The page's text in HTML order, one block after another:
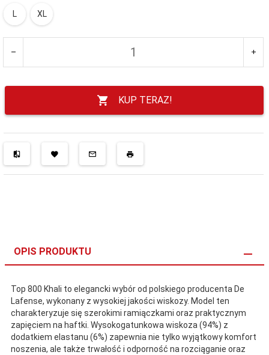
L XL
KUP TERAZ!
OPIS PRODUKTU
Top 800 Khali to elegancki wybór od polskiego producenta De
Lafense, wykonany z wysokiej jakości wiskozy. Model ten
charakteryzuje się szerokimi ramiączkami oraz praktycznym
zapięciem na haftki. Wysokogatunkowa wiskoza (94%) z
dodatkiem elastanu (6%) zapewnia nie tylko wyjątkowy komfort
noszenia, ale także trwałość i odporność na rozciąganie oraz